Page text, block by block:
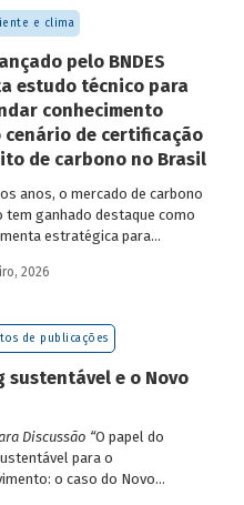
e clima
pelo BNDES
estudo técnico para
conhecimento
cenário de certificação
de carbono no Brasil
anos, o mercado de carbono
tem ganhado destaque como
estratégica para
e demonstrar compromisso
2026
de publicações
sustentável e o Novo
Discussão “O papel do
para o
o caso do Novo